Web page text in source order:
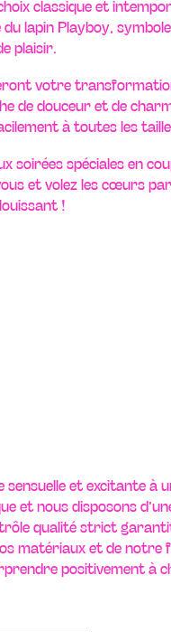
classique et
lapin Playboy,
plaisir.
votre
de douceur et de
à toutes les
soirées spéciales en
et volez les cœurs
!
et excitante à
et nous disposons
qualité strict
matériaux et de notre
positivement à